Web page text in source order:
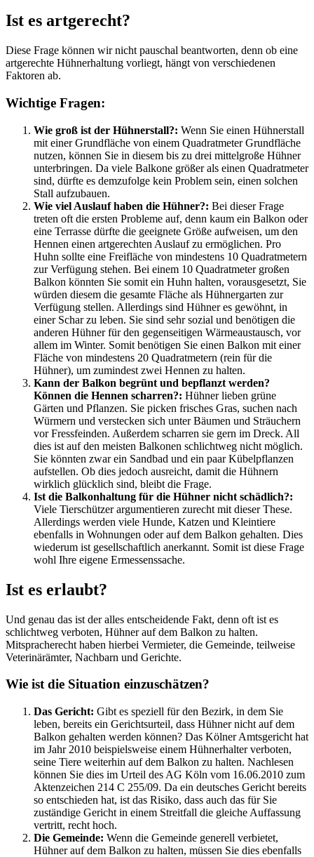
Ist es artgerecht?
Diese Frage können wir nicht pauschal beantworten, denn ob eine
artgerechte Hühnerhaltung vorliegt, hängt von verschiedenen
Faktoren ab.
Wichtige Fragen:
Wie groß ist der Hühnerstall?: Wenn Sie einen Hühnerstall
mit einer Grundfläche von einem Quadratmeter Grundfläche
nutzen, können Sie in diesem bis zu drei mittelgroße Hühner
unterbringen. Da viele Balkone größer als einen Quadratmeter
sind, dürfte es demzufolge kein Problem sein, einen solchen
Stall aufzubauen.
Wie viel Auslauf haben die Hühner?: Bei dieser Frage
treten oft die ersten Probleme auf, denn kaum ein Balkon oder
eine Terrasse dürfte die geeignete Größe aufweisen, um den
Hennen einen artgerechten Auslauf zu ermöglichen. Pro
Huhn sollte eine Freifläche von mindestens 10 Quadratmetern
zur Verfügung stehen. Bei einem 10 Quadratmeter großen
Balkon könnten Sie somit ein Huhn halten, vorausgesetzt, Sie
würden diesem die gesamte Fläche als Hühnergarten zur
Verfügung stellen. Allerdings sind Hühner es gewöhnt, in
einer Schar zu leben. Sie sind sehr sozial und benötigen die
anderen Hühner für den gegenseitigen Wärmeaustausch, vor
allem im Winter. Somit benötigen Sie einen Balkon mit einer
Fläche von mindestens 20 Quadratmetern (rein für die
Hühner), um zumindest zwei Hennen zu halten.
Kann der Balkon begrünt und bepflanzt werden?
Können die Hennen scharren?: Hühner lieben grüne
Gärten und Pflanzen. Sie picken frisches Gras, suchen nach
Würmern und verstecken sich unter Bäumen und Sträuchern
vor Fressfeinden. Außerdem scharren sie gern im Dreck. All
dies ist auf den meisten Balkonen schlichtweg nicht möglich.
Sie könnten zwar ein Sandbad und ein paar Kübelpflanzen
aufstellen. Ob dies jedoch ausreicht, damit die Hühnern
wirklich glücklich sind, bleibt die Frage.
Ist die Balkonhaltung für die Hühner nicht schädlich?:
Viele Tierschützer argumentieren zurecht mit dieser These.
Allerdings werden viele Hunde, Katzen und Kleintiere
ebenfalls in Wohnungen oder auf dem Balkon gehalten. Dies
wiederum ist gesellschaftlich anerkannt. Somit ist diese Frage
wohl Ihre eigene Ermessenssache.
Ist es erlaubt?
Und genau das ist der alles entscheidende Fakt, denn oft ist es
schlichtweg verboten, Hühner auf dem Balkon zu halten.
Mitspracherecht haben hierbei Vermieter, die Gemeinde, teilweise
Veterinärämter, Nachbarn und Gerichte.
Wie ist die Situation einzuschätzen?
Das Gericht: Gibt es speziell für den Bezirk, in dem Sie
leben, bereits ein Gerichtsurteil, dass Hühner nicht auf dem
Balkon gehalten werden können? Das Kölner Amtsgericht hat
im Jahr 2010 beispielsweise einem Hühnerhalter verboten,
seine Tiere weiterhin auf dem Balkon zu halten. Nachlesen
können Sie dies im Urteil des AG Köln vom 16.06.2010 zum
Aktenzeichen 214 C 255/09. Da ein deutsches Gericht bereits
so entschieden hat, ist das Risiko, dass auch das für Sie
zuständige Gericht in einem Streitfall die gleiche Auffassung
vertritt, recht hoch.
Die Gemeinde: Wenn die Gemeinde generell verbietet,
Hühner auf dem Balkon zu halten, müssen Sie dies ebenfalls